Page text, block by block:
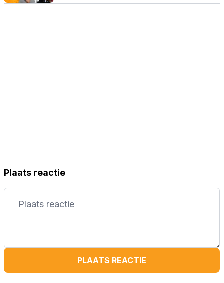
nederlaag een excuus’
Plaats reactie
PLAATS REACTIE